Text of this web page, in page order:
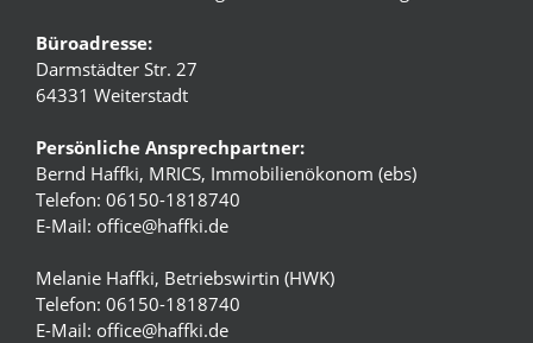
Büroadresse:
Darmstädter Str. 27
64331 Weiterstadt
Persönliche Ansprechpartner:
Bernd Haffki, MRICS, Immobilienökonom (ebs)
Telefon: 06150-1818740
E-Mail: office@haffki.de
Melanie Haffki, Betriebswirtin (HWK)
Telefon: 06150-1818740
E-Mail: office@haffki.de